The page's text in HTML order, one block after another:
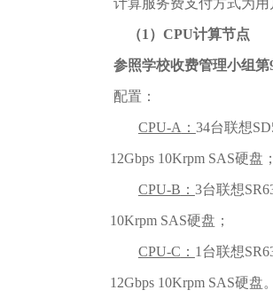
计算服务费支付方式为
（1 ） CPU计算节点
参照学校收费管理小组第
配置：
CPU-A ： 34台联想
12Gbps 10Krpm SAS硬盘；
CPU-B ： 3台联想
10Krpm SAS硬盘；
CPU-C ： 1台联想
12Gbps 10Krpm SAS硬盘